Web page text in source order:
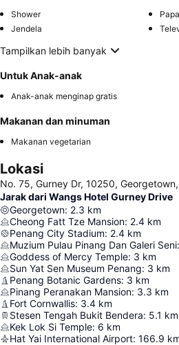
Shower
Jendela
Tampilkan lebih banyak
Untuk Anak-anak
Anak-anak menginap gratis
Makanan dan minuman
Makanan vegetarian
Lokasi
No. 75, Gurney Dr, 10250,
Jarak dari Wangs Hotel Gurney Drive
Georgetown: 2.3 km
Cheong Fatt Tze Mansion: 2.4 km
Penang City Stadium: 2.4 km
Muzium Pulau Pinang Dan Galeri Seni:
Goddess of Mercy Temple: 3 km
Sun Yat Sen Museum Penang: 3 km
Penang Botanic Gardens: 3 km
Pinang Peranakan Mansion: 3.3 km
Fort Cornwallis: 3.4 km
Stesen Tengah Bukit Bendera: 5.1 km
Kek Lok Si Temple: 6 km
Hat Yai International Airport: 166.9